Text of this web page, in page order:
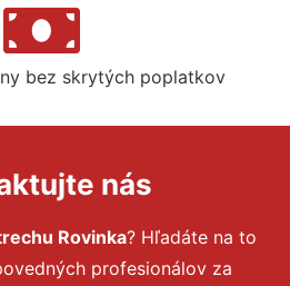
bez skrytých poplatkov
nás
Rovinka? Hľadáte na to
profesionálov za